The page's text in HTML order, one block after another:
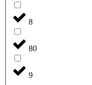
8
80
9